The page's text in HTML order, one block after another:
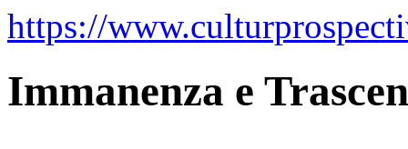
https://
Immanenza e